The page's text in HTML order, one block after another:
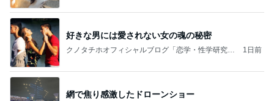
好きな男には愛されない女の魂の秘密
クノタチホオフィシャルブログ「恋学・性学研究
1日前
網で焦り感激したドローンショー